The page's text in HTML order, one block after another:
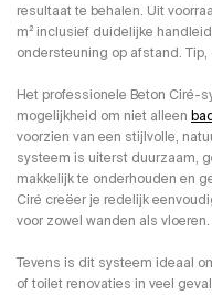
resultaat te behalen. Uit
m² inclusief duidelijke
ondersteuning op afstand.
Het professionele Beton Ciré-
mogelijkheid om niet alleen
voorzien van een stijlvolle,
systeem is uiterst duurzaam,
makkelijk te onderhouden en
Ciré creëer je redelijk
voor zowel wanden als vloeren.
Tevens is dit systeem ideaal
of toilet renovaties in veel